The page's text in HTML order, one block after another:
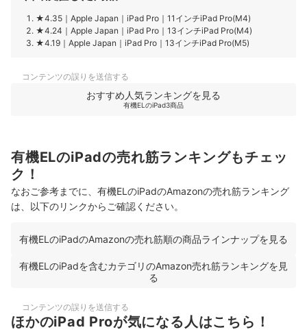
★4.35 ｜ Apple Japan ｜ iPad Pro ｜ 11インチiPad Pro(M4)
★4.24 ｜ Apple Japan ｜ iPad Pro ｜ 13インチiPad Pro(M4)
★4.19 ｜ Apple Japan ｜ iPad Pro ｜ 13インチiPad Pro(M5)
コンテンツの誤りを送信する
おすすめ人気ランキングを見る
有機ELのiPad3商品
有機ELのiPadの売れ筋ランキングもチェッ
ク！
なおご参考までに、有機ELのiPadのAmazonの売れ筋ランキング
は、以下のリンクからご確認ください。
有機ELのiPadのAmazonの売れ筋順の商品ラインナップを見る
有機ELのiPadを含むカテゴリのAmazon売れ筋ランキングを見
る
コンテンツの誤りを送信する
ほかのiPad Proが気になる人はこちら！